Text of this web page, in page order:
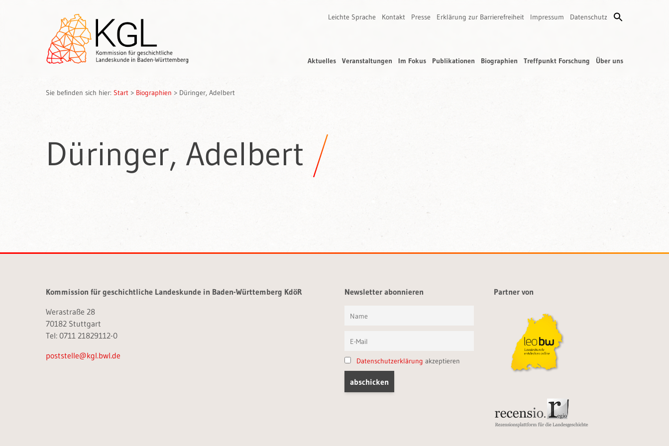
Leichte Sprache Kontakt Presse Erklärung zur Barrierefreiheit Impressum Datenschutz
Aktuelles Veranstaltungen Im Fokus Publikationen Biographien Treffpunkt Forschung Über uns
Sie befinden sich hier: Start > Biographien > Düringer, Adelbert
Düringer, Adelbert
Kommission für geschichtliche Landeskunde in Baden-Württemberg KdöR
Werastraße 28
70182 Stuttgart
Tel: 0711 21829112-0
poststelle@kgl.bwl.de
Newsletter abonnieren
Datenschutzerklärung akzeptieren
Partner von